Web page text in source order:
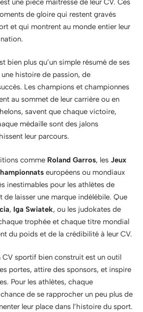
une pièce maîtresse de leur CV. Ces
de gloire qui restent gravés
et qui montrent au monde entier leur
bien plus qu’un simple résumé de ses
une histoire de passion, de
Les champions et championnes
au sommet de leur carrière ou en
savent que chaque victoire,
médaille sont des jalons
leur parcours.
comme Roland Garros, les Jeux
européens ou mondiaux
inestimables pour les athlètes de
de laisser une marque indélébile. Que
, Iga Swiatek, ou les judokates de
trophée et chaque titre mondial
du poids et de la crédibilité à leur CV.
CV sportif bien construit est un outil
portes, attire des sponsors, et inspire
Pour les athlètes, chaque
de se rapprocher un peu plus de
leur place dans l’histoire du sport.